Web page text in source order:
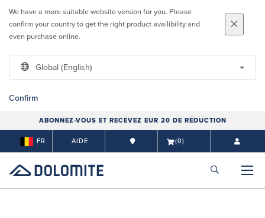
We have a more suitable website version for you. Please
confirm your country to get the right product availibility and
even purchase online.
Global (English)
Confirm
ABONNEZ-VOUS ET RECEVEZ EUR 20 DE RÉDUCTION
FR AIDE (0)